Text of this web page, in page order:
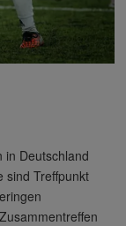
in Deutschland
sind Treffpunkt